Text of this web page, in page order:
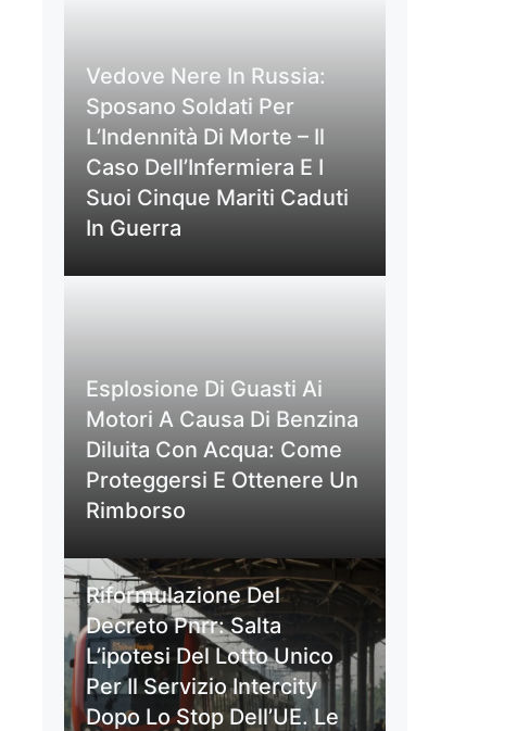
Vedove Nere In Russia:
Sposano Soldati Per
L’Indennità Di Morte – Il
Caso Dell’Infermiera E I
Suoi Cinque Mariti Caduti
In Guerra
Esplosione Di Guasti Ai
Motori A Causa Di Benzina
Diluita Con Acqua: Come
Proteggersi E Ottenere Un
Rimborso
Riformulazione Del
Decreto Pnrr: Salta
L’ipotesi Del Lotto Unico
Per Il Servizio Intercity
Dopo Lo Stop Dell’UE. Le